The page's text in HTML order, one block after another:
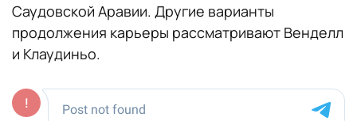
Саудовской Аравии. Другие варианты
продолжения карьеры рассматривают Венделл
и Клаудиньо.